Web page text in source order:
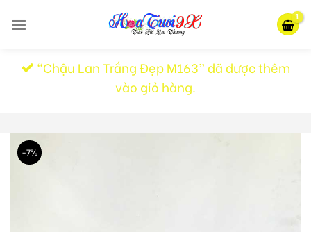
“Chậu Lan Trắng Đẹp M163” đã được thêm
vào giỏ hàng.
-7%